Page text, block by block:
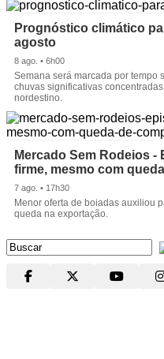
Prognóstico climático
agosto
8 ago. • 6h00
Semana será marcada por tempo
chuvas significativas
nordestino.
Mercado Sem Rodeios
firme, mesmo com
7 ago. • 17h30
Menor oferta de boiadas auxiliou
queda na exportação.